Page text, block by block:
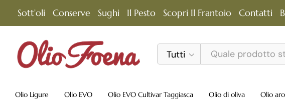
Sott’oli Conserve Sughi Il Pesto Scopri Il Frantoio Contatti
Tutti
Olio Ligure Olio EVO Olio EVO Cultivar Taggiasca Olio di oliva Olio